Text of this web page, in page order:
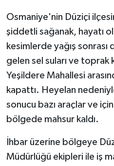
Osmaniye'nin Düziçi
şiddetli sağanak, hayatı
kesimlerde yağış sonrası
gelen sel suları ve toprak
Yeşildere Mahallesi
kapattı. Heyelan
sonucu bazı araçlar ve
bölgede mahsur kaldı.
İhbar üzerine bölgeye
Müdürlüğü ekipleri ile iş